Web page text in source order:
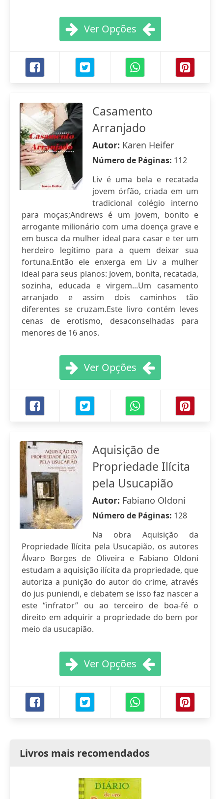
Ver Opções
Casamento
Arranjado
Autor: Karen Heifer
Número de Páginas: 112
Liv é uma bela e recatada
jovem órfão, criada em um
tradicional colégio interno
para moças;Andrews é um jovem, bonito e
arrogante milionário com uma doença grave e
em busca da mulher ideal para casar e ter um
herdeiro legítimo para a quem deixar sua
fortuna.Então ele enxerga em Liv a mulher
ideal para seus planos: Jovem, bonita, recatada,
sozinha, educada e virgem...Um casamento
arranjado e assim dois caminhos tão
diferentes se cruzam.Este livro contém leves
cenas de erotismo, desaconselhadas para
menores de 16 anos.
Ver Opções
Aquisição de
Propriedade Ilícita
pela Usucapião
Autor: Fabiano Oldoni
Número de Páginas: 128
Na obra Aquisição da
Propriedade Ilícita pela Usucapião, os autores
Álvaro Borges de Oliveira e Fabiano Oldoni
estudam a aquisição ilícita da propriedade, que
autoriza a punição do autor do crime, através
do jus puniendi, e debatem se isso faz nascer a
este “infrator” ou ao terceiro de boa-fé o
direito em adquirir a propriedade do bem por
meio da usucapião.
Ver Opções
Livros mais recomendados